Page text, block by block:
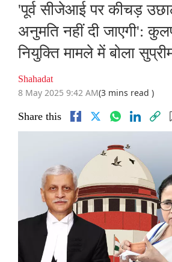
'पूर्व सीजेआई पर कीचड़
अनुमति नहीं दी जाएगी':
नियुक्ति मामले में बोला
Shahadat
8 May 2025 9:42 AM(3 mins read )
Share this